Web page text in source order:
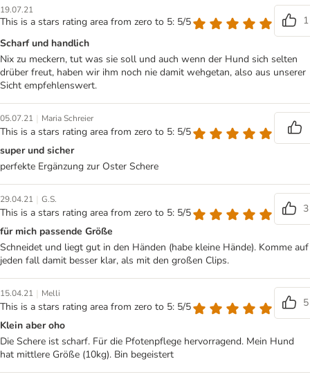
19.07.21
This is a stars rating area from zero to 5: 5/5
1
Scharf und handlich
Nix zu meckern, tut was sie soll und auch wenn der Hund sich selten
drüber freut, haben wir ihm noch nie damit wehgetan, also aus unserer
Sicht empfehlenswert.
05.07.21 | Maria Schreier
This is a stars rating area from zero to 5: 5/5
super und sicher
perfekte Ergänzung zur Oster Schere
29.04.21 | G.S.
This is a stars rating area from zero to 5: 5/5
3
für mich passende Größe
Schneidet und liegt gut in den Händen (habe kleine Hände). Komme auf
jeden fall damit besser klar, als mit den großen Clips.
15.04.21 | Melli
This is a stars rating area from zero to 5: 5/5
5
Klein aber oho
Die Schere ist scharf. Für die Pfotenpflege hervorragend. Mein Hund
hat mittlere Größe (10kg). Bin begeistert